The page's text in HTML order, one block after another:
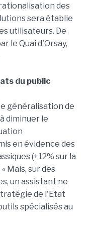
des
sera établie
utilisateurs. De
le Quai d'Orsay,
du public
généralisation de
diminuer le
en évidence des
(+12% sur la
Mais, sur des
un assistant ne
de l'Etat
spécialisés au